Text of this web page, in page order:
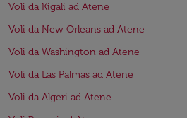
Voli da Kigali ad Atene
Voli da New Orleans ad Atene
Voli da Washington ad Atene
Voli da Las Palmas ad Atene
Voli da Algeri ad Atene